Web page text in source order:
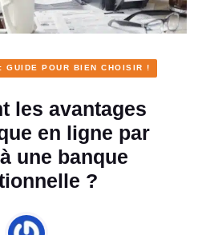
GUIDE POUR BIEN CHOISIR !
les avantages
en ligne par
une banque
?